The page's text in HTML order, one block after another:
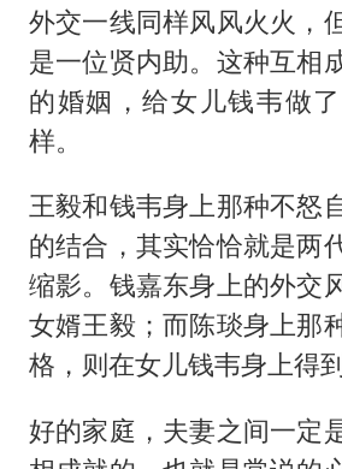
外交一线同样风风火火，
是一位贤内助。这种互相
的婚姻，给女儿钱韦做
样。
王毅和钱韦身上那种不怒
的结合，其实恰恰就是两
缩影。钱嘉东身上的外交
女婿王毅；而陈琰身上那
格，则在女儿钱韦身上得到
好的家庭，夫妻之间一定